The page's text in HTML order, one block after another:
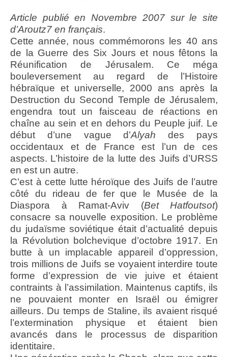
Article publié en Novembre 2007 sur le site
d’Aroutz7 en français.
Cette année, nous commémorons les 40 ans
de la Guerre des Six Jours et nous fêtons la
Réunification de Jérusalem. Ce méga
bouleversement au regard de l’Histoire
hébraïque et universelle, 2000 ans après la
Destruction du Second Temple de Jérusalem,
engendra tout un faisceau de réactions en
chaîne au sein et en dehors du Peuple juif. Le
début d’une vague d’Alyah des pays
occidentaux et de France est l’un de ces
aspects. L’histoire de la lutte des Juifs d’URSS
en est un autre.
C’est à cette lutte héroïque des Juifs de l’autre
côté du rideau de fer que le Musée de la
Diaspora à Ramat-Aviv (Bet Hatfoutsot)
consacre sa nouvelle exposition. Le problème
du judaïsme soviétique était d’actualité depuis
la Révolution bolchevique d’octobre 1917. En
butte à un implacable appareil d’oppression,
trois millions de Juifs se voyaient interdire toute
forme d’expression de vie juive et étaient
contraints à l’assimilation. Maintenus captifs, ils
ne pouvaient monter en Israël ou émigrer
ailleurs. Du temps de Staline, ils avaient risqué
l’extermination physique et étaient bien
avancés dans le processus de disparition
identitaire.